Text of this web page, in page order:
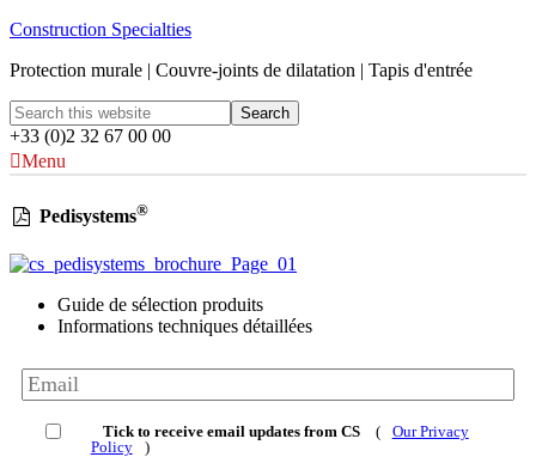
Construction Specialties
Protection murale | Couvre-joints de dilatation | Tapis d'entrée
+33 (0)2 32 67 00 00
Menu
Pedisystems®
Guide de sélection produits
Informations techniques détaillées
Tick to receive email updates from CS (
Our Privacy
Policy
)